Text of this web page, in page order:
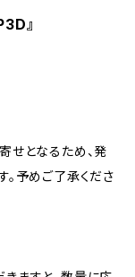
』
せとなるため、発
予めご了承くださ